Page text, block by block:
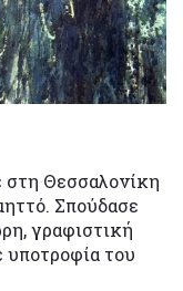
Θεσσαλονίκη
Σπούδασε
γραφιστική
του